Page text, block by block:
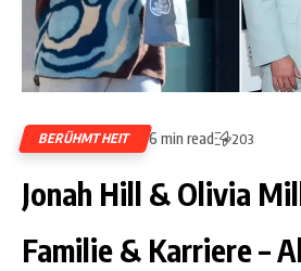
BERÜHMTHEIT 6 min read 203
Jonah Hill & Olivia
Familie & Karriere –